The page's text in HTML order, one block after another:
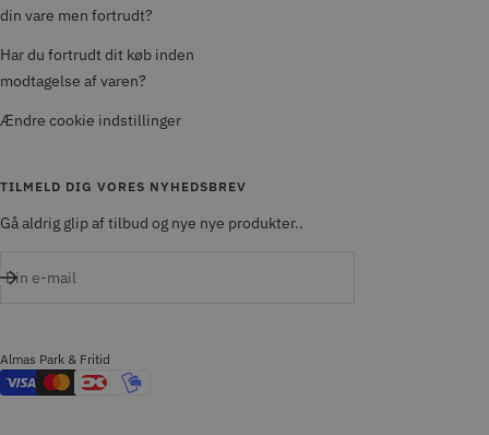
din vare men fortrudt?
Har du fortrudt dit køb inden
modtagelse af varen?
Ændre cookie indstillinger
TILMELD DIG VORES NYHEDSBREV
Gå aldrig glip af tilbud og nye nye produkter..
Din e-mail
Almas Park & Fritid